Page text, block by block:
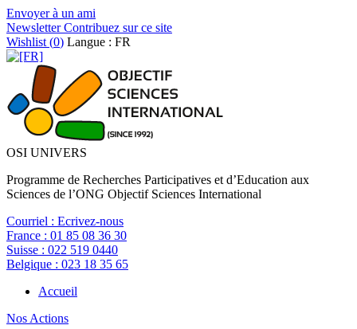
Envoyer à un ami
NewsletterContribuez sur ce site
Wishlist (0) Langue : FR
OSI UNIVERS
Programme de Recherches Participatives et d’Education aux
Sciences de l’ONG Objectif Sciences International
Courriel : Ecrivez-nous
France : 01 85 08 36 30
Suisse : 022 519 0440
Belgique : 023 18 35 65
Accueil
Nos Actions